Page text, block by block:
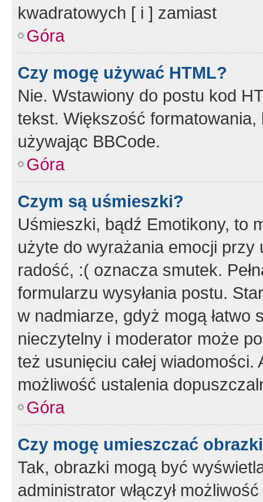
kwadratowych [ i ] zamiast
Góra
Czy mogę używać HTML?
Nie. Wstawiony do postu kod
tekst. Większość
używając BBCode.
Góra
Czym są uśmieszki?
Uśmieszki, bądź Emotikony, to
użyte do wyrażania emocji
radość, :( oznacza smutek.
formularzu wysyłania postu.
w nadmiarze, gdyż mogą
nieczytelny i moderator może
też usunięciu całej
możliwość ustalenia
Góra
Czy mogę umieszczać
Tak, obrazki mogą być
administrator włączył